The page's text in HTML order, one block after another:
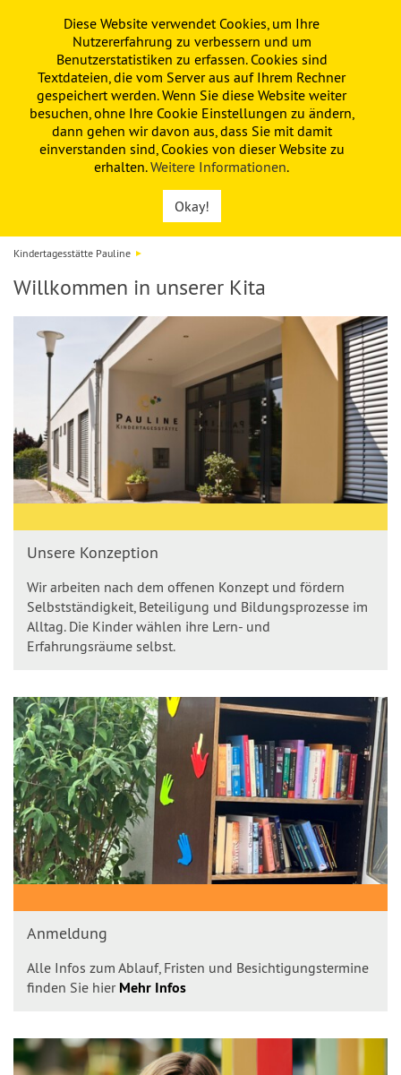
KITA FÖRDERVEREIN
Kindertagesstätte Pauline
Willkommen in unserer Kita
Unsere Konzeption
Wir arbeiten nach dem offenen Konzept und fördern
Selbstständigkeit, Beteiligung und Bildungsprozesse im
Alltag. Die Kinder wählen ihre Lern- und
Erfahrungsräume selbst.
Anmeldung
Alle Infos zum Ablauf, Fristen und Besichtigungstermine
finden Sie hier Mehr Infos
Diese Website verwendet Cookies, um Ihre
Nutzererfahrung zu verbessern und um
Benutzerstatistiken zu erfassen. Cookies sind
Textdateien, die vom Server aus auf Ihrem Rechner
gespeichert werden. Wenn Sie diese Website weiter
besuchen, ohne Ihre Cookie Einstellungen zu ändern,
dann gehen wir davon aus, dass Sie mit damit
einverstanden sind, Cookies von dieser Website zu
erhalten.Weitere Informationen.
Okay!